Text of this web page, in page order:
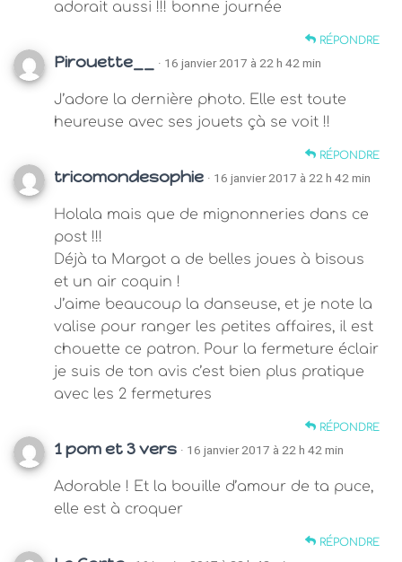
adorait aussi !!! bonne journée
RÉPONDRE
Pirouette__ · 16 janvier 2017 à 22 h 42 min
J’adore la dernière photo. Elle est toute
heureuse avec ses jouets çà se voit !!
RÉPONDRE
tricomondesophie · 16 janvier 2017 à 22 h 42 min
Holala mais que de mignonneries dans ce
post !!!
Déjà ta Margot a de belles joues à bisous
et un air coquin !
J’aime beaucoup la danseuse, et je note la
valise pour ranger les petites affaires, il est
chouette ce patron. Pour la fermeture éclair
je suis de ton avis c’est bien plus pratique
avec les 2 fermetures
RÉPONDRE
1 pom et 3 vers · 16 janvier 2017 à 22 h 42 min
Adorable ! Et la bouille d’amour de ta puce,
elle est à croquer
RÉPONDRE